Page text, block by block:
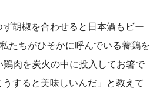
胡椒を合わせると日本酒もビー
たちがひそかに呼んでいる養鶏を
肉を炭火の中に投入してお箸で
すると美味しいんだ」と教えて